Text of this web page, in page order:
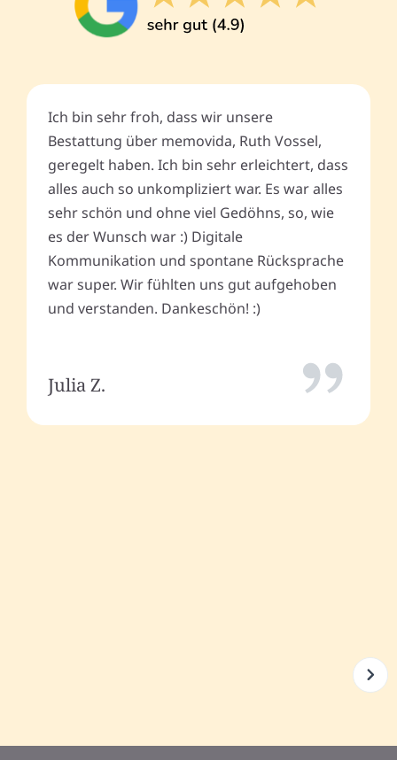
Ich bin sehr froh, dass wir unsere
Bestattung über memovida, Ruth Vossel,
geregelt haben. Ich bin sehr erleichtert, dass
alles auch so unkompliziert war. Es war alles
sehr schön und ohne viel Gedöhns, so, wie
es der Wunsch war :) Digitale
Kommunikation und spontane Rücksprache
war super. Wir fühlten uns gut aufgehoben
und verstanden. Dankeschön! :)
Julia Z.